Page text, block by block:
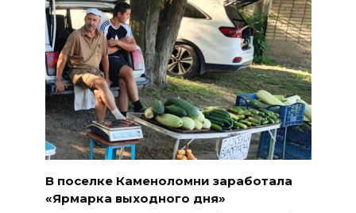
В поселке Каменоломни заработала
«Ярмарка выходного дня»